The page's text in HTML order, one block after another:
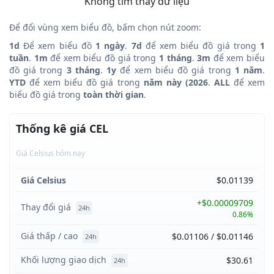
Để đổi vùng xem biểu đồ, bấm chọn nút zoom:
1d Để xem biểu đồ 1 ngày. 7d để xem biểu đồ giá trong 1
tuần. 1m để xem biểu đồ giá trong 1 tháng.3m để xem biểu
đồ giá trong 3 tháng. 1y để xem biểu đồ giá trong 1 năm.
YTD để xem biểu đồ giá trong năm này (2026. ALLđể xem
biểu đồ giá trong toàn thời gian.
Thống kê giá CEL
Giá Celsius hôm nay
Giá Celsius $0.01139
Thay đổi giá 24h +$0.00009709
0.86%
Giá thấp / cao 24h
$0.01106 / $0.01146
Khối lượng giao dịch
24h $30.61